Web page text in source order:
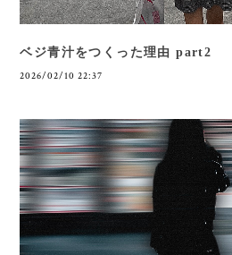
ベジ青汁をつくった理由 part2
2026/02/10 22:37